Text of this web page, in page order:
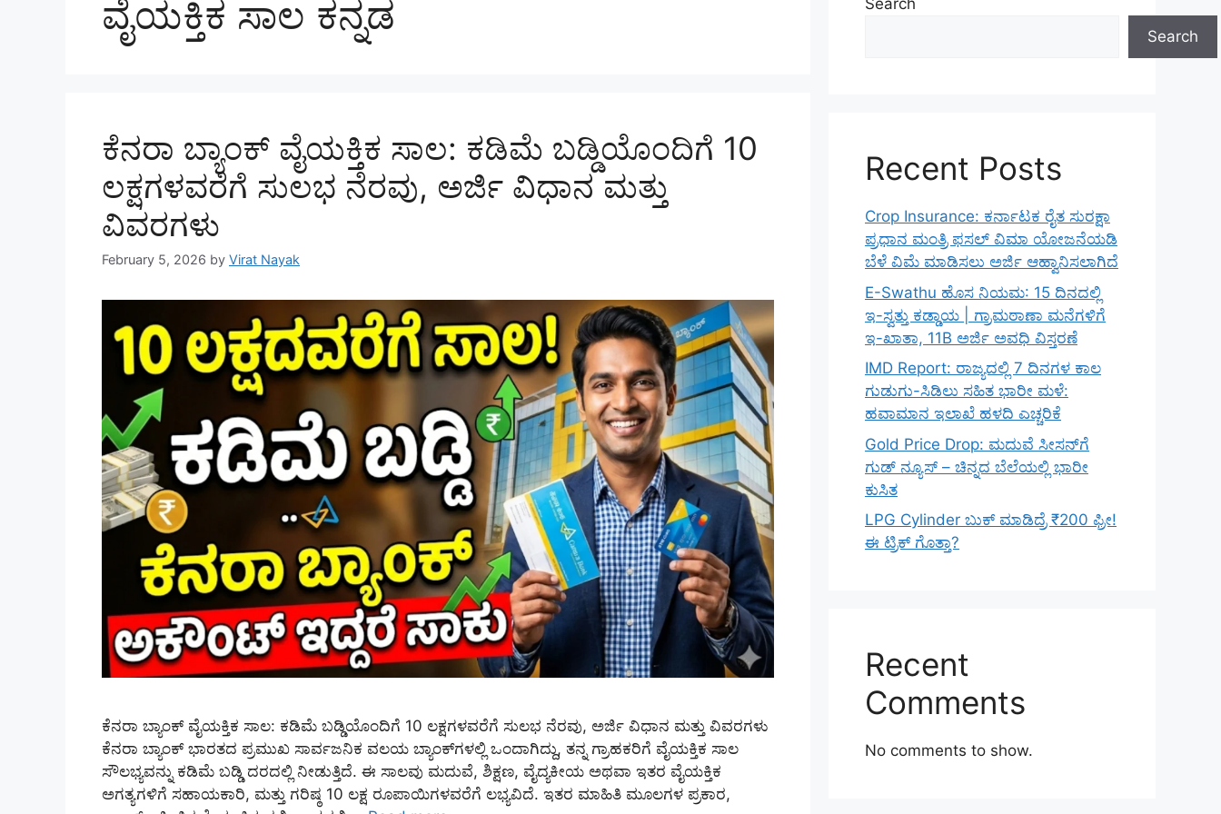
ವೈಯಕ್ತಿಕ ಸಾಲ ಕನ್ನಡ
ಕೆನರಾ ಬ್ಯಾಂಕ್ ವೈಯಕ್ತಿಕ ಸಾಲ: ಕಡಿಮೆ ಬಡ್ಡಿಯೊಂದಿಗೆ 10
ಲಕ್ಷಗಳವರೆಗೆ ಸುಲಭ ನೆರವು, ಅರ್ಜಿ ವಿಧಾನ ಮತ್ತು
ವಿವರಗಳು
February 5, 2026 by Virat Nayak
ಕೆನರಾ ಬ್ಯಾಂಕ್ ವೈಯಕ್ತಿಕ ಸಾಲ: ಕಡಿಮೆ ಬಡ್ಡಿಯೊಂದಿಗೆ 10 ಲಕ್ಷಗಳವರೆಗೆ ಸುಲಭ ನೆರವು, ಅರ್ಜಿ ವಿಧಾನ ಮತ್ತು ವಿವರಗಳು
ಕೆನರಾ ಬ್ಯಾಂಕ್ ಭಾರತದ ಪ್ರಮುಖ ಸಾರ್ವಜನಿಕ ವಲಯ ಬ್ಯಾಂಕ್‌ಗಳಲ್ಲಿ ಒಂದಾಗಿದ್ದು, ತನ್ನ ಗ್ರಾಹಕರಿಗೆ ವೈಯಕ್ತಿಕ ಸಾಲ
ಸೌಲಭ್ಯವನ್ನು ಕಡಿಮೆ ಬಡ್ಡಿ ದರದಲ್ಲಿ ನೀಡುತ್ತಿದೆ. ಈ ಸಾಲವು ಮದುವೆ, ಶಿಕ್ಷಣ, ವೈದ್ಯಕೀಯ ಅಥವಾ ಇತರ ವೈಯಕ್ತಿಕ
ಅಗತ್ಯಗಳಿಗೆ ಸಹಾಯಕಾರಿ, ಮತ್ತು ಗರಿಷ್ಠ 10 ಲಕ್ಷ ರೂಪಾಯಿಗಳವರೆಗೆ ಲಭ್ಯವಿದೆ. ಇತರ ಮಾಹಿತಿ ಮೂಲಗಳ ಪ್ರಕಾರ,
Search
Search
Recent Posts
Crop Insurance: ಕರ್ನಾಟಕ ರೈತ ಸುರಕ್ಷಾ
ಪ್ರಧಾನ ಮಂತ್ರಿ ಫಸಲ್ ವಿಮಾ ಯೋಜನೆಯಡಿ
ಬೆಳೆ ವಿಮೆ ಮಾಡಿಸಲು ಅರ್ಜಿ ಆಹ್ವಾನಿಸಲಾಗಿದೆ
E-Swathu ಹೊಸ ನಿಯಮ: 15 ದಿನದಲ್ಲಿ
ಇ-ಸ್ವತ್ತು ಕಡ್ಡಾಯ | ಗ್ರಾಮಠಾಣಾ ಮನೆಗಳಿಗೆ
ಇ-ಖಾತಾ, 11B ಅರ್ಜಿ ಅವಧಿ ವಿಸ್ತರಣೆ
IMD Report: ರಾಜ್ಯದಲ್ಲಿ 7 ದಿನಗಳ ಕಾಲ
ಗುಡುಗು-ಸಿಡಿಲು ಸಹಿತ ಭಾರೀ ಮಳೆ:
ಹವಾಮಾನ ಇಲಾಖೆ ಹಳದಿ ಎಚ್ಚರಿಕೆ
Gold Price Drop: ಮದುವೆ ಸೀಸನ್‌ಗೆ
ಗುಡ್ ನ್ಯೂಸ್ – ಚಿನ್ನದ ಬೆಲೆಯಲ್ಲಿ ಭಾರೀ
ಕುಸಿತ
LPG Cylinder ಬುಕ್ ಮಾಡಿದ್ರೆ ₹200 ಫ್ರೀ!
ಈ ಟ್ರಿಕ್ ಗೊತ್ತಾ?
Recent
Comments
No comments to show.